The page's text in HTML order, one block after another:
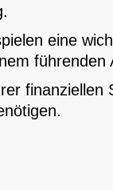
eine
führenden